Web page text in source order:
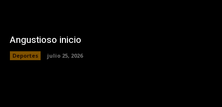
Angustioso inicio
Deportes julio 25, 2026